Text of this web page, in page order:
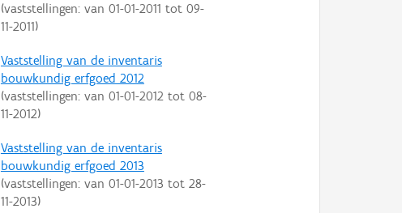
(vaststellingen: van 01-01-2011 tot 09-
11-2011)
Vaststelling van de inventaris
bouwkundig erfgoed 2012
(vaststellingen: van 01-01-2012tot 08-
11-2012)
Vaststelling van de inventaris
bouwkundig erfgoed 2013
(vaststellingen: van 01-01-2013 tot 28-
11-2013)